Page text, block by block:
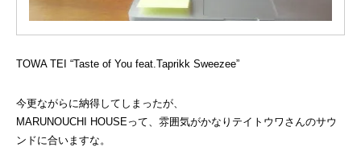
TOWA TEI “Taste of You feat.Taprikk Sweezee”
今更ながらに納得してしまったが、
MARUNOUCHI HOUSEって、雰囲気がかなりテイトウワさんのサウ
ンドに合いますな。